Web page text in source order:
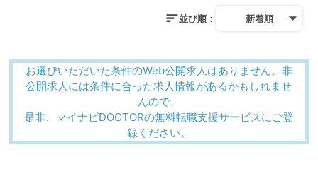
並び順： 新着順
お選びいただいた条件のWeb公開求人はありません。非
公開求人には条件に合った求人情報があるかもしれませ
んので、
是非、マイナビDOCTORの無料転職支援サービスにご登
録ください。